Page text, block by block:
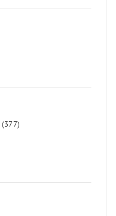
(377)